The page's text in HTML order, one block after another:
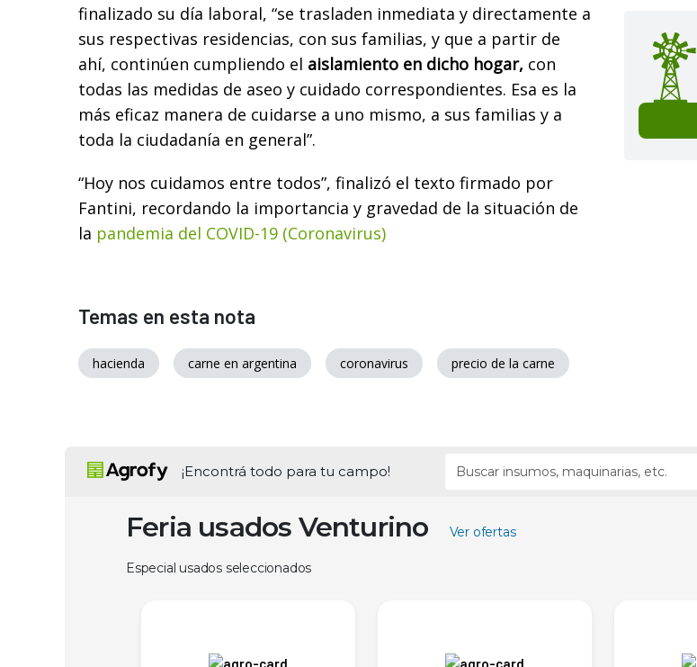
finalizado su día laboral, “se trasladen inmediata y directamente a
sus respectivas residencias, con sus familias, y que a partir de
ahí, continúen cumpliendo el aislamiento en dicho hogar, con
todas las medidas de aseo y cuidado correspondientes. Esa es la
más eficaz manera de cuidarse a uno mismo, a sus familias y a
toda la ciudadanía en general”.
“Hoy nos cuidamos entre todos”, finalizó el texto firmado por
Fantini, recordando la importancia y gravedad de la situación de
la pandemia del COVID-19 (Coronavirus)
Temas en esta nota
hacienda carne en argentina coronavirus precio de la carne
¡Encontrá todo para tu campo!
Feria usados Venturino Ver ofertas
Especial usados seleccionados